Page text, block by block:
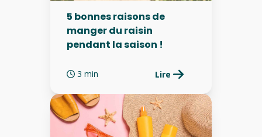
5 bonnes raisons de
manger du raisin
pendant la saison !
3 min Lire